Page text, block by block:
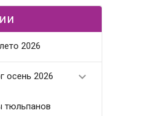
2026
осень 2026 
тюльпанов